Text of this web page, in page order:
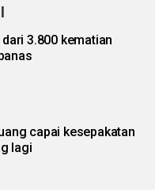
3.800 kematian
capai kesepakatan
lagi